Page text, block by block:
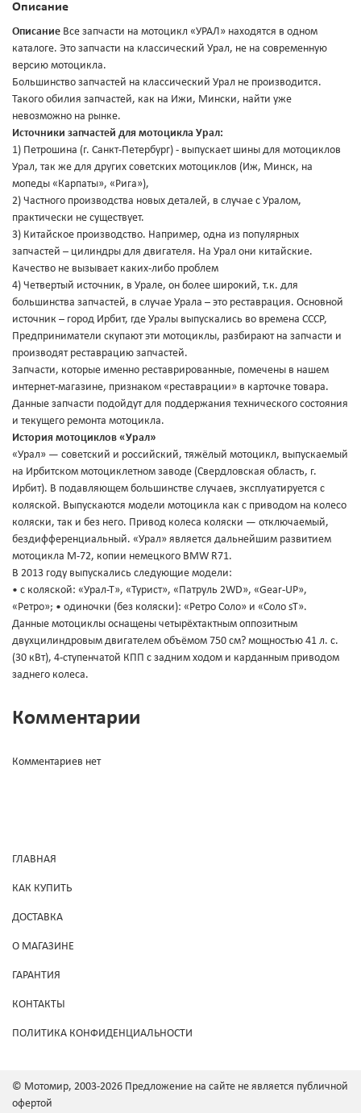
Описание
Описание Все запчасти на мотоцикл «УРАЛ» находятся в одном
каталоге. Это запчасти на классический Урал, не на современную
версию мотоцикла.
Большинство запчастей на классический Урал не производится.
Такого обилия запчастей, как на Ижи, Мински, найти уже
невозможно на рынке.
Источники запчастей для мотоцикла Урал:
1) Петрошина (г. Санкт-Петербург) - выпускает шины для мотоциклов
Урал, так же для других советских мотоциклов (Иж, Минск, на
мопеды «Карпаты», «Рига»),
2) Частного производства новых деталей, в случае с Уралом,
практически не существует.
3) Китайское производство. Например, одна из популярных
запчастей – цилиндры для двигателя. На Урал они китайские.
Качество не вызывает каких-либо проблем
4) Четвертый источник, в Урале, он более широкий, т.к. для
большинства запчастей, в случае Урала – это реставрация. Основной
источник – город Ирбит, где Уралы выпускались во времена СССР,
Предприниматели скупают эти мотоциклы, разбирают на запчасти и
производят реставрацию запчастей.
Запчасти, которые именно реставрированные, помечены в нашем
интернет-магазине, признаком «реставрации» в карточке товара.
Данные запчасти подойдут для поддержания технического состояния
и текущего ремонта мотоцикла.
История мотоциклов «Урал»
«Урал» — советский и российский, тяжёлый мотоцикл, выпускаемый
на Ирбитском мотоциклетном заводе (Свердловская область, г.
Ирбит). В подавляющем большинстве случаев, эксплуатируется с
коляской. Выпускаются модели мотоцикла как с приводом на колесо
коляски, так и без него. Привод колеса коляски — отключаемый,
бездифференциальный. «Урал» является дальнейшим развитием
мотоцикла М-72, копии немецкого BMW R71.
В 2013 году выпускались следующие модели:
• с коляской: «Урал-Т», «Турист», «Патруль 2WD», «Gear-UP»,
«Ретро»; • одиночки (без коляски): «Ретро Соло» и «Соло sT».
Данные мотоциклы оснащены четырёхтактным оппозитным
двухцилиндровым двигателем объёмом 750 см? мощностью 41 л. с.
(30 кВт), 4-ступенчатой КПП с задним ходом и карданным приводом
заднего колеса.
Комментарии
Комментариев нет
ГЛАВНАЯ
КАК КУПИТЬ
ДОСТАВКА
О МАГАЗИНЕ
ГАРАНТИЯ
КОНТАКТЫ
ПОЛИТИКА КОНФИДЕНЦИАЛЬНОСТИ
© Мотомир, 2003-2026 Предложение на сайте не является публичной
офертой